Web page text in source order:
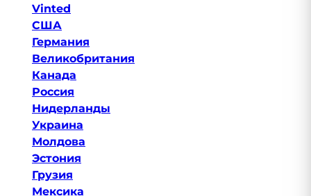
Vinted
США
Германия
Великобритания
Канада
Россия
Нидерланды
Украина
Молдова
Эстония
Грузия
Мексика